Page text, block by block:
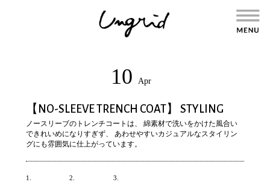
10 Apr
【NO-SLEEVE TRENCH COAT】 STYLING
ノースリーブのトレンチコートは、 綿素材で洗いをかけた風合い
できれいめになりすぎず、 あわせやすいカジュアルなスタイリン
グにも雰囲気に仕上がっています。
1. 2. 3.